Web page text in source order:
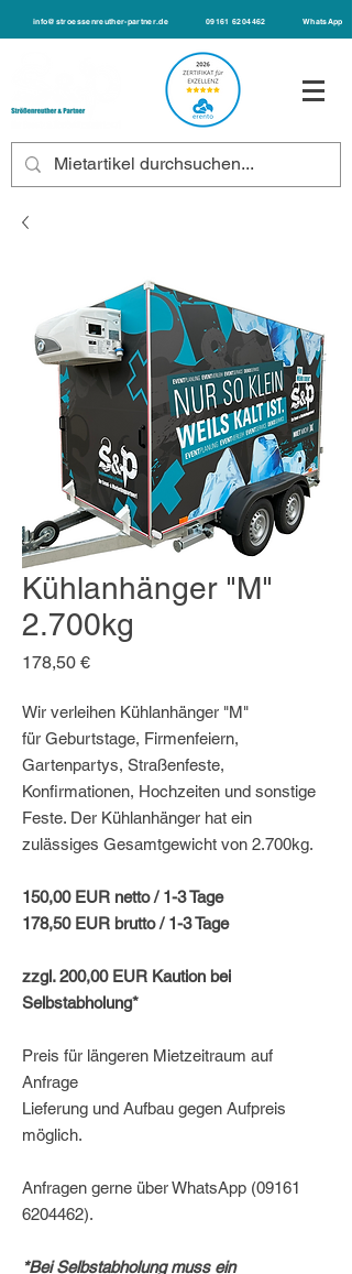
info@stroessenreuther-partner.de 09161 6204462 WhatsApp
Kühlanhänger "M"
2.700kg
178,50 €Preis
Wir verleihen Kühlanhänger "M"
für Geburtstage, Firmenfeiern,
Gartenpartys, Straßenfeste,
Konfirmationen, Hochzeiten und sonstige
Feste. Der Kühlanhänger hat ein
zulässiges Gesamtgewicht von 2.700kg.
150,00 EUR netto / 1-3 Tage
178,50 EUR brutto / 1-3 Tage
zzgl. 200,00 EUR Kaution bei
Selbstabholung*
Preis für längeren Mietzeitraum auf
Anfrage
Lieferung und Aufbau gegen Aufpreis
möglich.
Anfragen gerne über WhatsApp (09161
6204462).
*Bei Selbstabholung muss ein